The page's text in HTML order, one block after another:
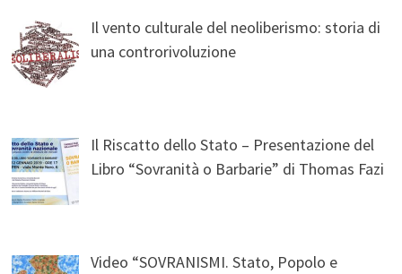
Il vento culturale del neoliberismo: storia di
una controrivoluzione
Il Riscatto dello Stato – Presentazione del
Libro “Sovranità o Barbarie” di Thomas Fazi
Video “SOVRANISMI. Stato, Popolo e